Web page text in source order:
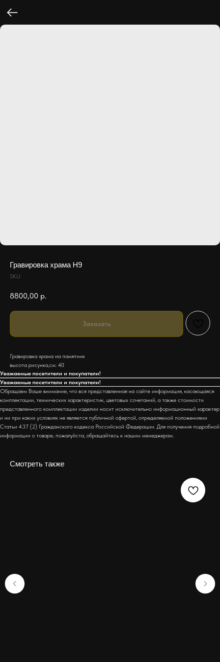
Гравировка храма H9
SKU:
8800,00 р.
Заказать
Гравировка храма на памятник
высота рисунка,см: 40
Уважаемые посетители и покупатели!
Уважаемые посетители и покупатели!
Обращаем Ваше внимание, что вся представленная на сайте информация, касающаяся
комплектации, технических характеристик, цветовых сочетаний, а также стоимости
представленного комплектации изделии носит исключительно информационный характер
и ни при каких условиях не является публичной офертой, определяемой положениями
Статьи 437 (2) Гражданского кодекса Российской Федерации. Для получения подробной
информации о товаре, пожалуйста, обращайтесь к нашим менеджерам.
Смотреть также